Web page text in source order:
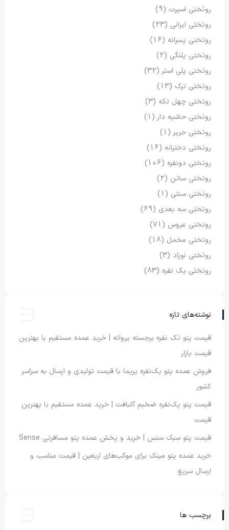
روتختی اسپرت (9)
روتختی ایرانی (23)
روتختی پسرانه (16)
روتختی پلنگی (2)
روتختی پلی استر (32)
روتختی ترک (13)
روتختی چهل تکه (3)
روتختی حاشیه دار (1)
روتختی حریر (1)
روتختی دخترانه (16)
روتختی دونفره (106)
روتختی ساتن (2)
روتختی سنتی (1)
روتختی سه بعدی (69)
روتختی عروس (71)
روتختی مخمل (18)
روتختی نوزاد (3)
روتختی یک نفره (83)
نوشته‌های تازه
قیمت پتو تک نفره برجسته پروانه | خرید عمده مستقیم با بهترین
قیمت بازار
فروش عمده پتو یک‌نفره پریما با قیمت تولیدی و ارسال به سراسر
کشور
قیمت پتو یک‌نفره ضخیم گلبافت | خرید عمده مستقیم با بهترین
قیمت
قیمت پتو سبک سنس | خرید و پخش عمده پتو مسافرتی Sense
خرید عمده پتو مینک برای موکب‌های اربعین | قیمت مناسب و
ارسال سریع
برچسب ها